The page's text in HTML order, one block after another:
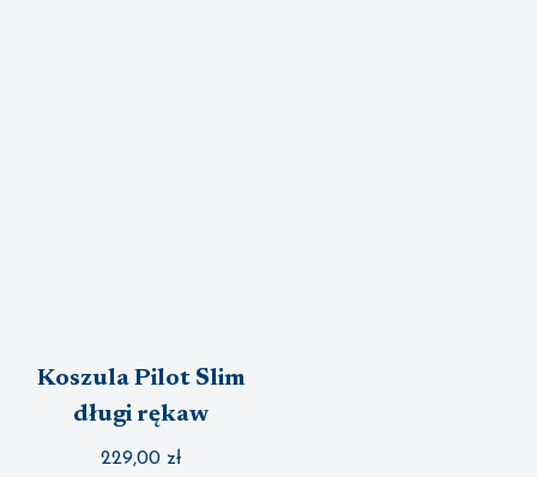
Koszula Pilot Slim
długi rękaw
229,00 zł